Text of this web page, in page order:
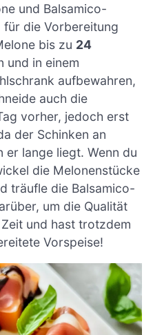
und Balsamico-
die Vorbereitung
bis zu 24
und in einem
aufbewahren,
auch die
vorher, jedoch erst
der Schinken an
er lange liegt. Wenn du
die Melonenstücke
träufle die Balsamico-
um die Qualität
und hast trotzdem
Vorspeise!